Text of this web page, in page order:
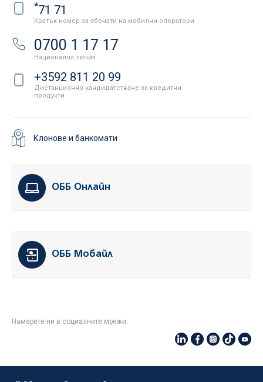
*71 71
Кратък номер за абонати на мобилни оператори
0700 1 17 17
Национална линия
+3592 811 20 99
Дистанционно кандидатстване за кредитни
продукти
Клонове и банкомати
ОББ Онлайн
ОББ Мобайл
Намерете ни в социалните мрежи: